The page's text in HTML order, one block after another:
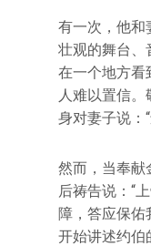
有一次，他和
壮观的舞台、
在一个地方看
人难以置信
身对妻子说：
然而，当奉献
后祷告说：“
障，答应保佑
开始讲述约伯